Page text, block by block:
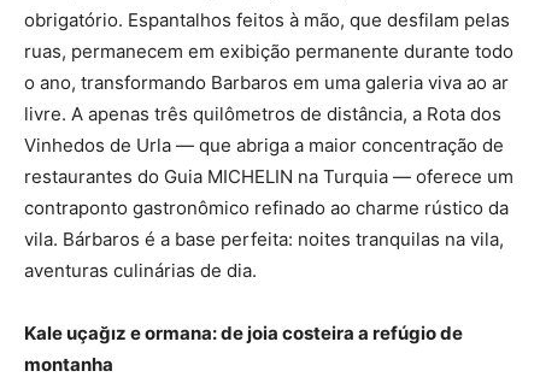
obrigatório. Espantalhos feitos à mão, que desfilam pelas
ruas, permanecem em exibição permanente durante todo
o ano, transformando Barbaros em uma galeria viva ao ar
livre. A apenas três quilômetros de distância, a Rota dos
Vinhedos de Urla — que abriga a maior concentração de
restaurantes do Guia MICHELIN na Turquia — oferece um
contraponto gastronômico refinado ao charme rústico da
vila. Bárbaros é a base perfeita: noites tranquilas na vila,
aventuras culinárias de dia.
Kale uçağız e ormana: de joia costeira a refúgio de
montanha